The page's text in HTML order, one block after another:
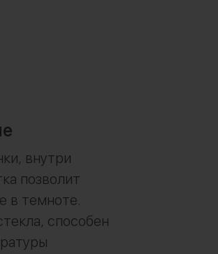
внутри
позволит
в темноте.
способен